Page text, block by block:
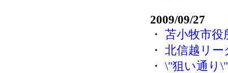
2009/09/27
・ 苫小牧市
・ 北信越リー
・ \"狙い通り